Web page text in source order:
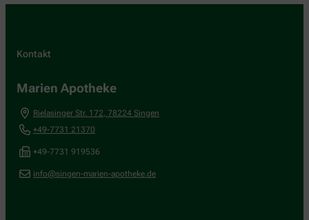
Kontakt
Marien Apotheke
Rielasinger Str. 172, 78224 Singen
+49-7731 21370
+49-7731 919536
info@singen-marien-apotheke.de